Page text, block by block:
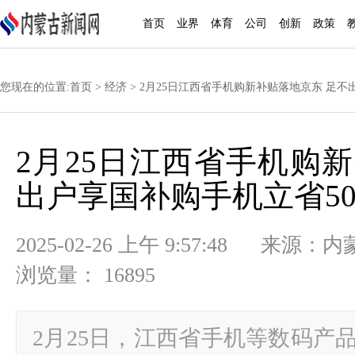
首页 业界 体育 公司 创新 政策
您现在的位置:首页 > 经济 > 2月25日江西省手机购新补贴落地京东 足不
2月25日江西省手机购
出户享国补购手机立省
2025-02-26 上午 9:57:48 来源：
浏览量： 16895
2月25日，江西省手机等数码产